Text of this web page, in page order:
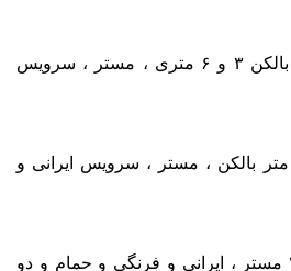
دارای دو اتاق خواب ، دو بالکن ۳ و ۶ متری ، مستر ، سرویس
دارای سه اتاق خواب ، ۸ متر بالکن ، مستر ، سرویس ایرانی و
داراس سه اتاق خواب ، ۲ مستر ، ایرانی و فرنگی و حمام و دو